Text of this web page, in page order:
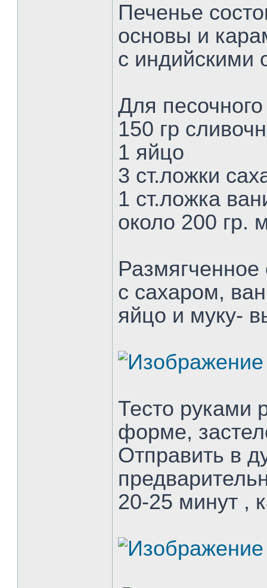
Печенье
основы и
с индийскими
Для
150 гр
1 яйцо
3 ст.ложки
1 ст.ложка
около 200 гр.
с сахаром,
яйцо и муку-
Тесто руками
форме,
Отправить в
20-25 минут ,